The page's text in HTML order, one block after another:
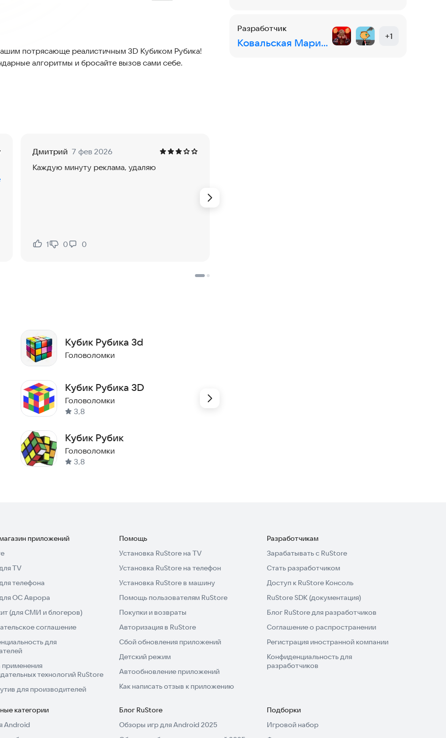
потрясающе реалистичным 3D Кубиком Рубика!
алгоритмы и бросайте вызов сами себе.
Дмитрий 7 фев 2026
Каждую минуту реклама, удаляю
Нравится:
1
Не нравится:
0 0
Кубик Рубика 3d
Головоломки
Кубик Рубика 3D
Головоломки
3,8
Кубик Рубик
Головоломки
3,8
Разработчик
Ковальская Марина
+1
приложений
TV
телефона
ОС Аврора
(для СМИ и блогеров)
соглашение
для
применения
технологий RuStore
для производителей
Помощь
Установка RuStore на TV
Установка RuStore на телефон
Установка RuStore в машину
Помощь пользователям RuStore
Покупки и возвраты
Авторизация в RuStore
Сбой обновления приложений
Детский режим
Автообновление приложений
Как написать отзыв к приложению
Разработчикам
Зарабатывать с RuStore
Стать разработчиком
Доступ к RuStore Консоль
RuStore SDK (документация)
Блог RuStore для разработчиков
Соглашение о распространении
Регистрация иностранной компании
Конфиденциальность для
разработчиков
категории
Android
Блог RuStore
Обзоры игр для Android 2025
Подборки
Игровой набор